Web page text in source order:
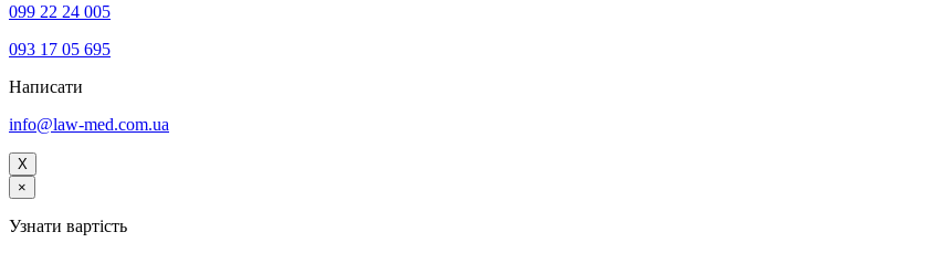
099 22 24 005
093 17 05 695
Написати
info@law-med.com.ua
X
×
Узнати вартість